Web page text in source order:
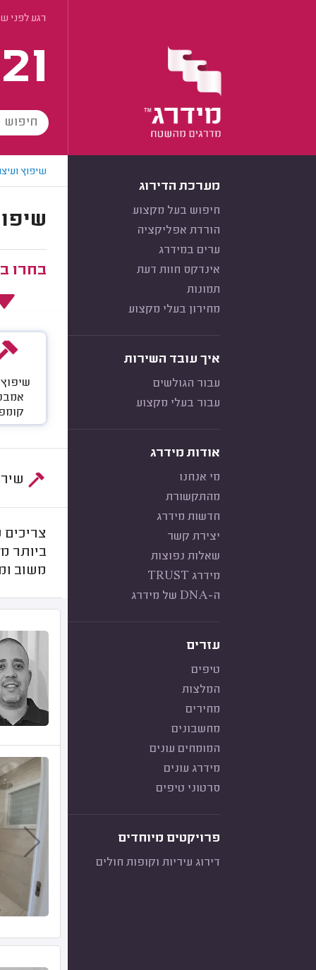
רגע לפני
מערכת הדירוג
חיפוש בעל מקצוע
הורדת אפליקציה
ערים במידרג
אינדקס חוות דעת
תמונות
מחירון בעלי מקצוע
איך עובד השירות
עבור הגולשים
עבור בעלי מקצוע
אודות מידרג
מי אנחנו
מהתקשורת
חדשות מידרג
יצירת קשר
שאלות נפוצות
מידרג TRUST
ה-DNA של מידרג
עזרים
טיפים
המלצות
מחירים
מחשבונים
המומחים עונים
מידרג עונים
סרטוני טיפים
פרויקטים מיוחדים
דירוג עיריות וקופות חולים
שיפוץ
בחרו
ביותר
משוב